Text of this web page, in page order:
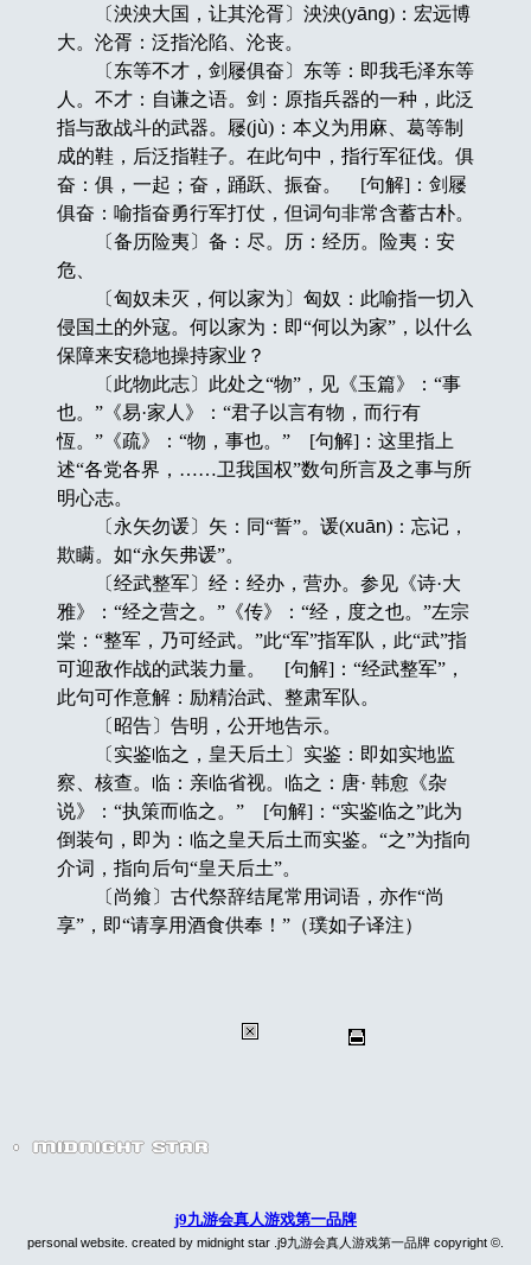
〔泱泱大国，让其沦胥〕泱泱(yāng)：宏远博
大。沦胥：泛指沦陷、沦丧。
〔东等不才，剑屦俱奋〕东等：即我毛泽东等
人。不才：自谦之语。剑：原指兵器的一种，此泛
指与敌战斗的武器。屦(jù)：本义为用麻、葛等制
成的鞋，后泛指鞋子。在此句中，指行军征伐。俱
奋：俱，一起；奋，踊跃、振奋。 [句解]：剑屦
俱奋：喻指奋勇行军打仗，但词句非常含蓄古朴。
〔备历险夷〕备：尽。历：经历。险夷：安
危、
〔匈奴未灭，何以家为〕匈奴：此喻指一切入
侵国土的外寇。何以家为：即“何以为家”，以什么
保障来安稳地操持家业？
〔此物此志〕此处之“物”，见《玉篇》：“事
也。”《易·家人》：“君子以言有物，而行有
恆。”《疏》：“物，事也。” [句解]：这里指上
述“各党各界，……卫我国权”数句所言及之事与所
明心志。
〔永矢勿谖〕矢：同“誓”。谖(xuān)：忘记，
欺瞒。如“永矢弗谖”。
〔经武整军〕经：经办，营办。参见《诗·大
雅》：“经之营之。”《传》：“经，度之也。”左宗
棠：“整军，乃可经武。”此“军”指军队，此“武”指
可迎敌作战的武装力量。 [句解]：“经武整军”，
此句可作意解：励精治武、整肃军队。
〔昭告〕告明，公开地告示。
〔实鉴临之，皇天后土〕实鉴：即如实地监
察、核查。临：亲临省视。临之：唐· 韩愈《杂
说》：“执策而临之。” [句解]：“实鉴临之”此为
倒装句，即为：临之皇天后土而实鉴。“之”为指向
介词，指向后句“皇天后土”。
〔尚飨〕古代祭辞结尾常用词语，亦作“尚
享”，即“请享用酒食供奉！”（璞如子译注）
j9九游会真人游戏第一品牌
personal website. created by midnight star .j9九游会真人游戏第一品牌 copyright ©.